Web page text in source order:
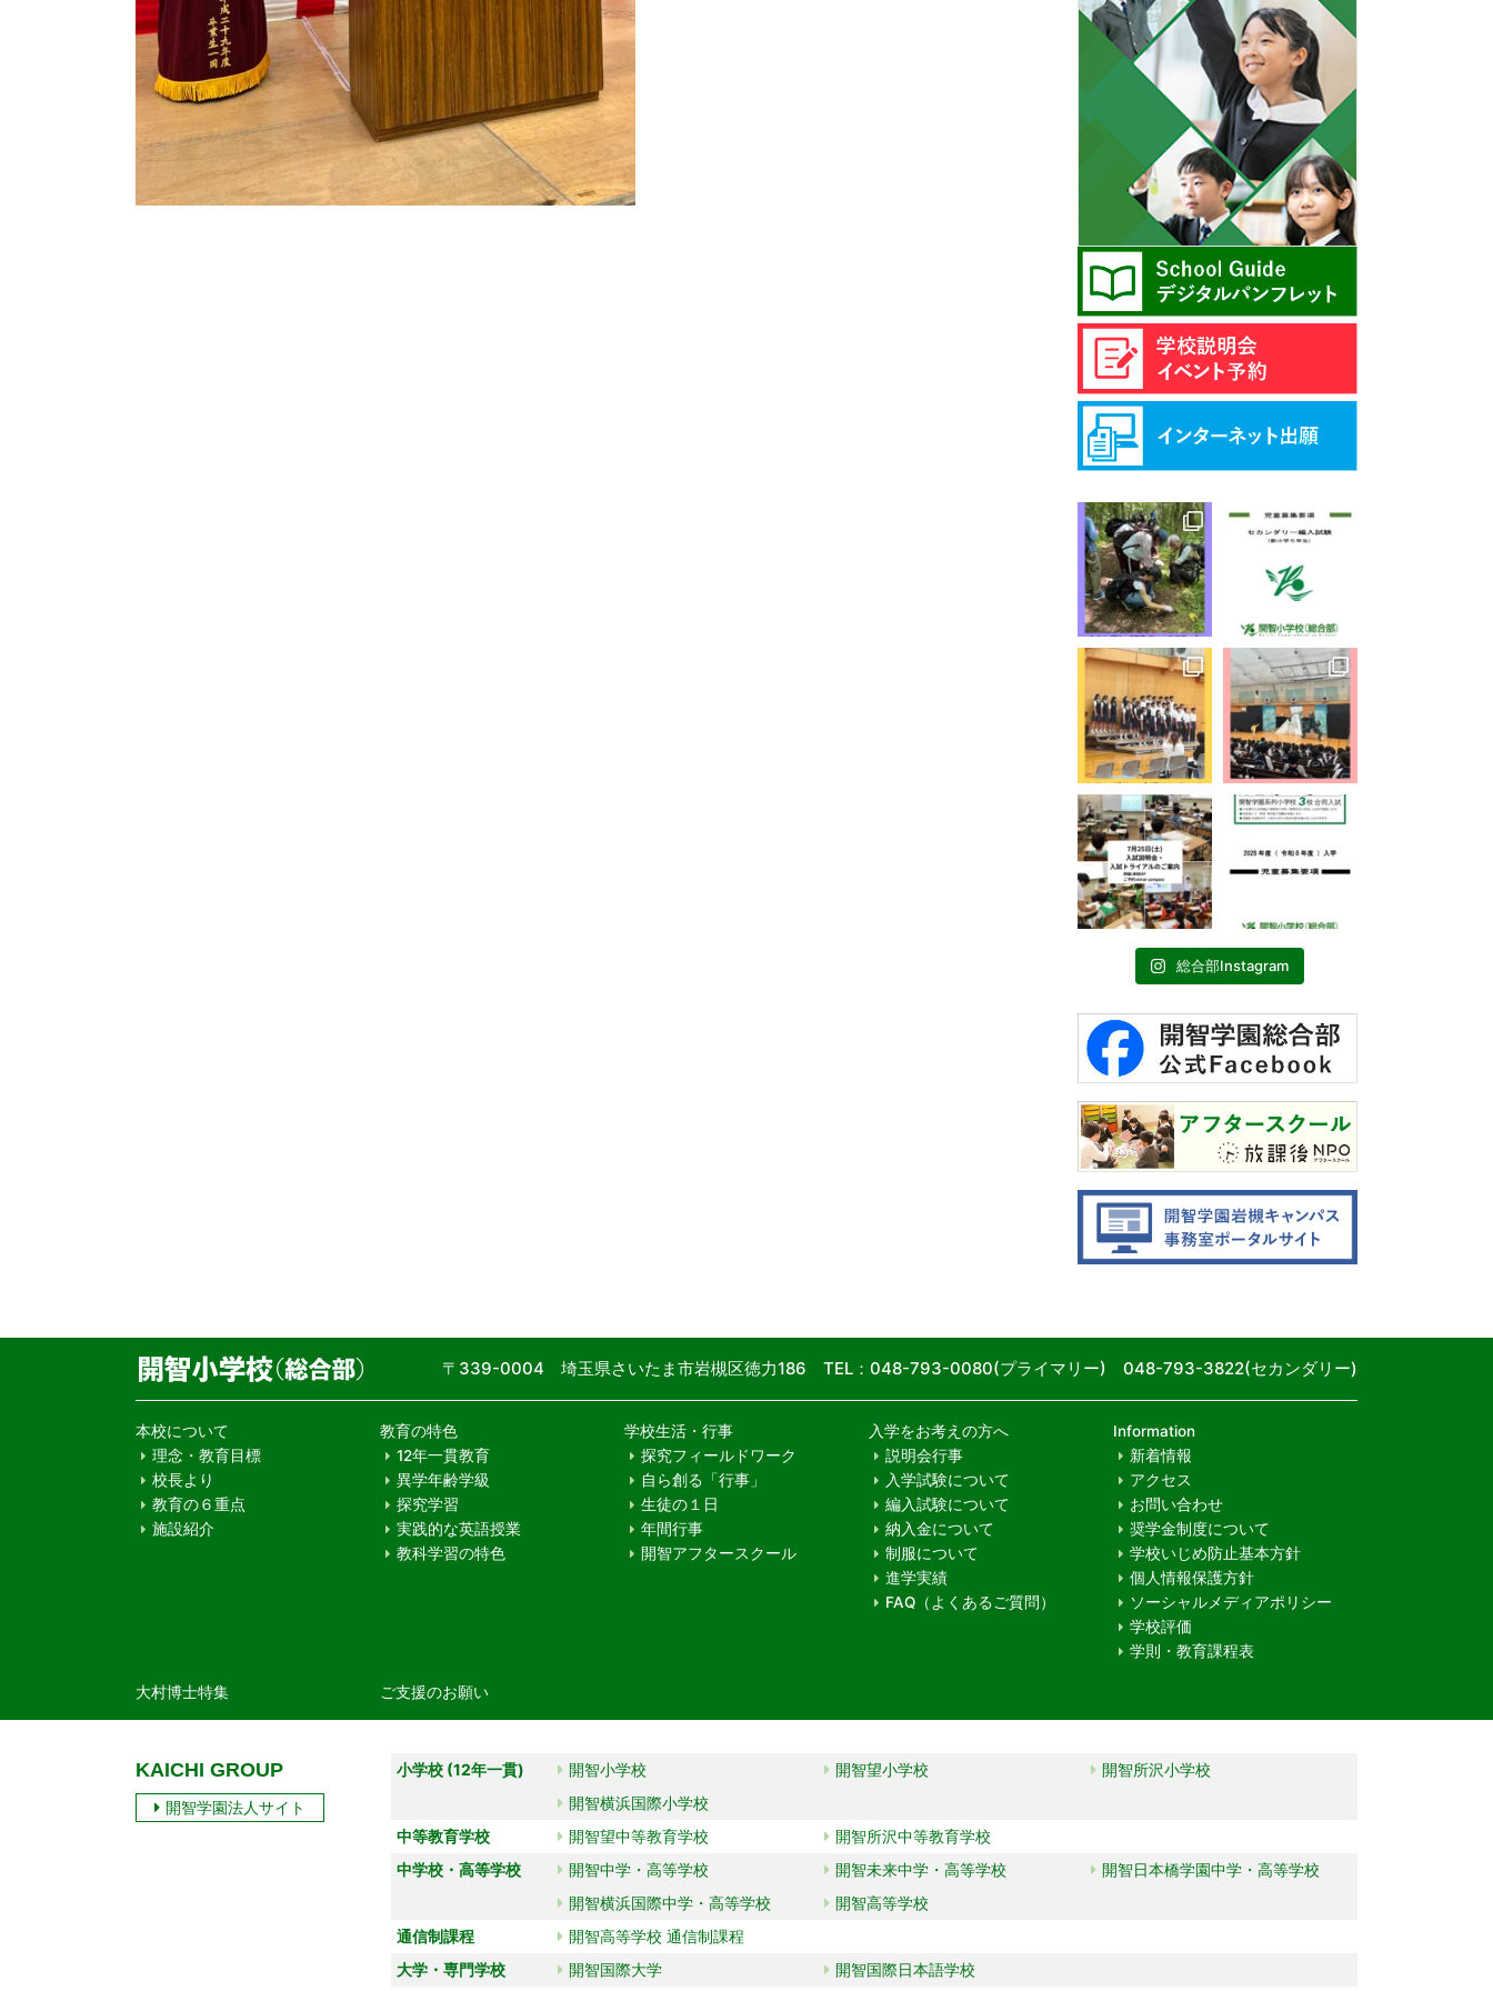
総合部Instagram
〒339-0004 埼玉県さいたま市岩槻区徳力186 TEL：048-793-0080(プライマリー) 048-793-3822(セカンダリー)
本校について
理念・教育目標
校長より
教育の６重点
施設紹介
教育の特色
12年一貫教育
異学年齢学級
探究学習
実践的な英語授業
教科学習の特色
学校生活・行事
探究フィールドワーク
自ら創る「行事」
生徒の１日
年間行事
開智アフタースクール
入学をお考えの方へ
説明会行事
入学試験について
編入試験について
納入金について
制服について
進学実績
FAQ（よくあるご質問）
Information
新着情報
アクセス
お問い合わせ
奨学金制度について
学校いじめ防止基本方針
個人情報保護方針
ソーシャルメディアポリシー
学校評価
学則・教育課程表
大村博士特集 ご支援のお願い
KAICHI GROUP
開智学園法人サイト
小学校 (12年一貫) 開智小学校 開智望小学校
開智所沢小学校
開智横浜国際小学校
中等教育学校
開智望中等教育学校
開智所沢中等教育学校
中学校・高等学校
開智中学・高等学校 開智未来中学・高等学校
開智日本橋学園中学・高等学校
開智横浜国際中学・高等学校
開智高等学校
通信制課程
開智高等学校 通信制課程
大学・専門学校
開智国際大学 開智国際日本語学校